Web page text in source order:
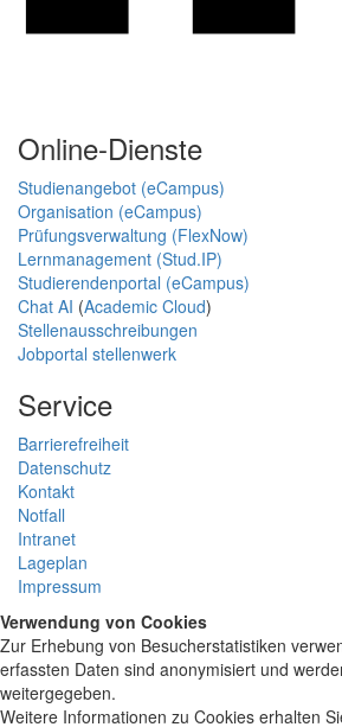
Online-Dienste
Studienangebot (eCampus)
Organisation (eCampus)
Prüfungsverwaltung (FlexNow)
Lernmanagement (Stud.IP)
Studierendenportal (eCampus)
Chat AI (Academic Cloud)
Stellenausschreibungen
Jobportal stellenwerk
Service
Barrierefreiheit
Datenschutz
Kontakt
Notfall
Intranet
Lageplan
Impressum
Verwendung von Cookies
Zur Erhebung von Besucherstatistiken
erfassten Daten sind anonymisiert und
weitergegeben.
Weitere Informationen zu Cookies erhalten